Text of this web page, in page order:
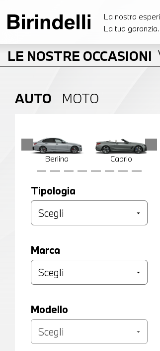
La nostra
La tua garanzia.
LE NOSTRE OCCASIONI
AUTO MOTO
Berlina Cabrio
Tipologia
Marca
Modello